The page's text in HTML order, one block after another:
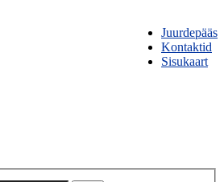
Juurdepääs
Kontaktid
Sisukaart